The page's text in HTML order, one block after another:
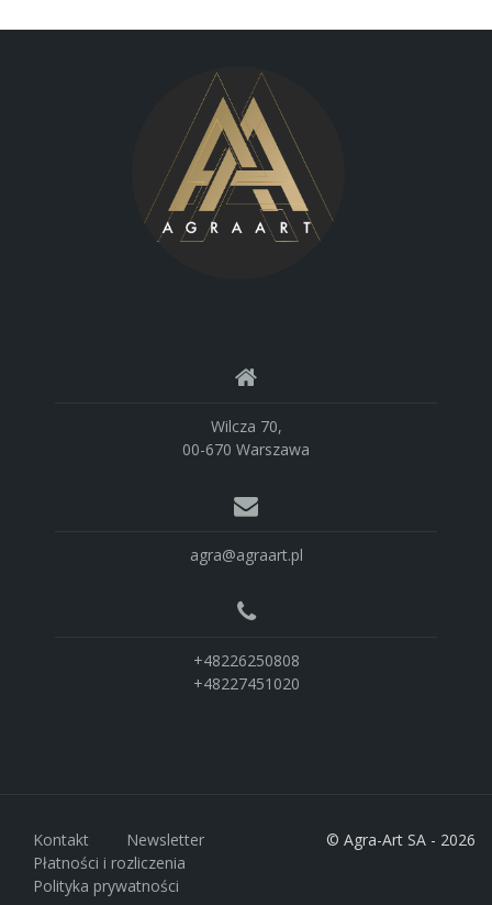
Wilcza 70,
00-670 Warszawa
agra@agraart.pl
+48226250808
+48227451020
Kontakt
Newsletter
Płatności i rozliczenia
Polityka prywatności
© Agra-Art SA - 2026